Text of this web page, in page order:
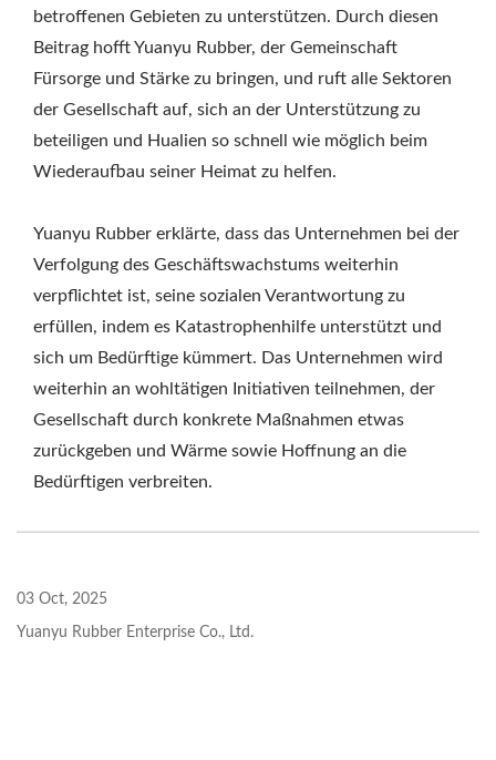
betroffenen Gebieten zu unterstützen. Durch diesen
Beitrag hofft Yuanyu Rubber, der Gemeinschaft
Fürsorge und Stärke zu bringen, und ruft alle Sektoren
der Gesellschaft auf, sich an der Unterstützung zu
beteiligen und Hualien so schnell wie möglich beim
Wiederaufbau seiner Heimat zu helfen.
Yuanyu Rubber erklärte, dass das Unternehmen bei der
Verfolgung des Geschäftswachstums weiterhin
verpflichtet ist, seine sozialen Verantwortung zu
erfüllen, indem es Katastrophenhilfe unterstützt und
sich um Bedürftige kümmert. Das Unternehmen wird
weiterhin an wohltätigen Initiativen teilnehmen, der
Gesellschaft durch konkrete Maßnahmen etwas
zurückgeben und Wärme sowie Hoffnung an die
Bedürftigen verbreiten.
03 Oct, 2025
Yuanyu Rubber Enterprise Co., Ltd.